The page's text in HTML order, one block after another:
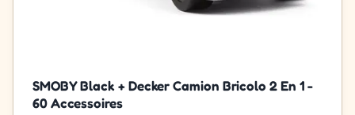
SMOBY Black + Decker Camion Bricolo 2 En 1 -
60 Accessoires